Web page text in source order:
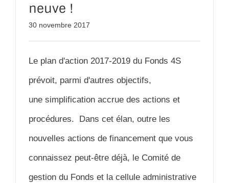
neuve !
30 novembre 2017
Le plan d'action 2017-2019 du Fonds 4S
prévoit, parmi d'autres objectifs,
une simplification accrue des actions et
procédures. Dans cet élan, outre les
nouvelles actions de financement que vous
connaissez peut-être déjà, le Comité de
gestion du Fonds et la cellule administrative